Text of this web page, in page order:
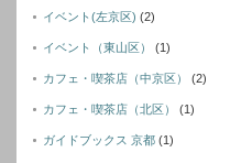
イベント(左京区) (2)
イベント（東山区） (1)
カフェ・喫茶店（中京区） (2)
カフェ・喫茶店（北区） (1)
ガイドブックス 京都 (1)